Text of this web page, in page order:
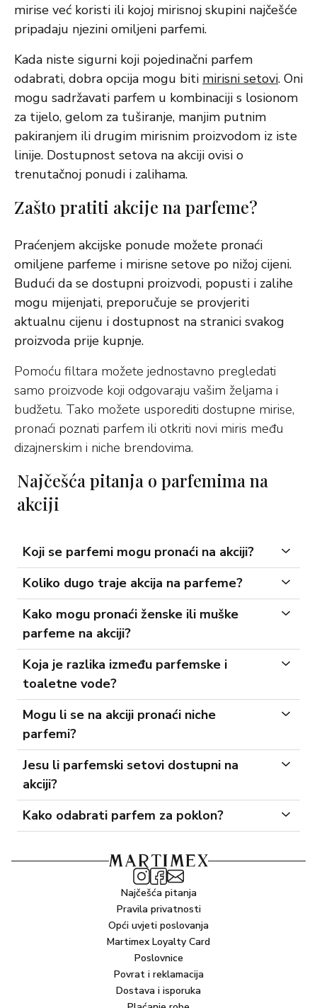
mirise već koristi ili kojoj mirisnoj skupini najčešće
pripadaju njezini omiljeni parfemi.
Kada niste sigurni koji pojedinačni parfem
odabrati, dobra opcija mogu biti mirisni setovi. Oni
mogu sadržavati parfem u kombinaciji s losionom
za tijelo, gelom za tuširanje, manjim putnim
pakiranjem ili drugim mirisnim proizvodom iz iste
linije. Dostupnost setova na akciji ovisi o
trenutačnoj ponudi i zalihama.
Zašto pratiti akcije na parfeme?
Praćenjem akcijske ponude možete pronaći
omiljene parfeme i mirisne setove po nižoj cijeni.
Budući da se dostupni proizvodi, popusti i zalihe
mogu mijenjati, preporučuje se provjeriti
aktualnu cijenu i dostupnost na stranici svakog
proizvoda prije kupnje.
Pomoću filtara možete jednostavno pregledati
samo proizvode koji odgovaraju vašim željama i
budžetu. Tako možete usporediti dostupne mirise,
pronaći poznati parfem ili otkriti novi miris među
dizajnerskim i niche brendovima.
Najčešća pitanja o parfemima na
akciji
Koji se parfemi mogu pronaći na akciji?
Koliko dugo traje akcija na parfeme?
Kako mogu pronaći ženske ili muške
parfeme na akciji?
Koja je razlika između parfemske i
toaletne vode?
Mogu li se na akciji pronaći niche
parfemi?
Jesu li parfemski setovi dostupni na
akciji?
Kako odabrati parfem za poklon?
Najčešća pitanja
Pravila privatnosti
Opći uvjeti poslovanja
Martimex Loyalty Card
Poslovnice
Povrat i reklamacija
Dostava i isporuka